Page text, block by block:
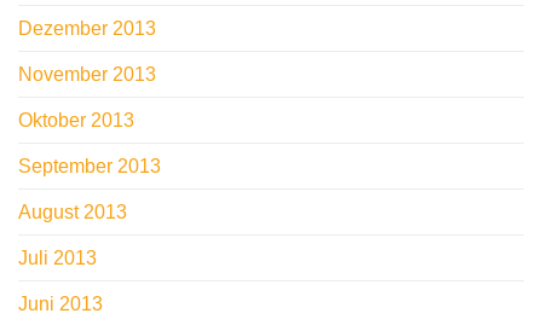
Dezember 2013
November 2013
Oktober 2013
September 2013
August 2013
Juli 2013
Juni 2013